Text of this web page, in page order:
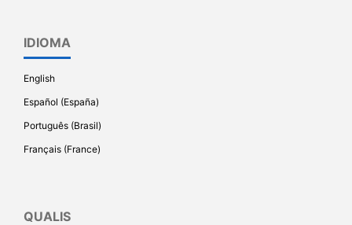
IDIOMA
English
Español (España)
Português (Brasil)
Français (France)
QUALIS